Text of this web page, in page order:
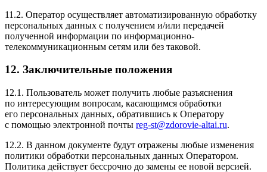
11.2. Оператор осуществляет автоматизированную обработку
персональных данных с получением и/или передачей
полученной информации по информационно-
телекоммуникационным сетям или без таковой.
12. Заключительные положения
12.1. Пользователь может получить любые разъяснения
по интересующим вопросам, касающимся обработки
его персональных данных, обратившись к Оператору
с помощью электронной почты reg-st@zdorovie-altai.ru.
12.2. В данном документе будут отражены любые изменения
политики обработки персональных данных Оператором.
Политика действует бессрочно до замены ее новой версией.